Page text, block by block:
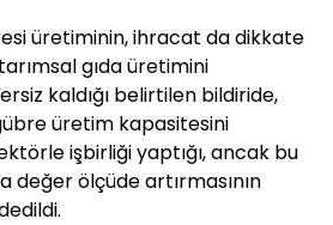
üretiminin, ihracat da dikkate
gıda üretimini
kaldığı belirtilen bildiride,
üretim kapasitesini
işbirliği yaptığı, ancak bu
değer ölçüde artırmasının